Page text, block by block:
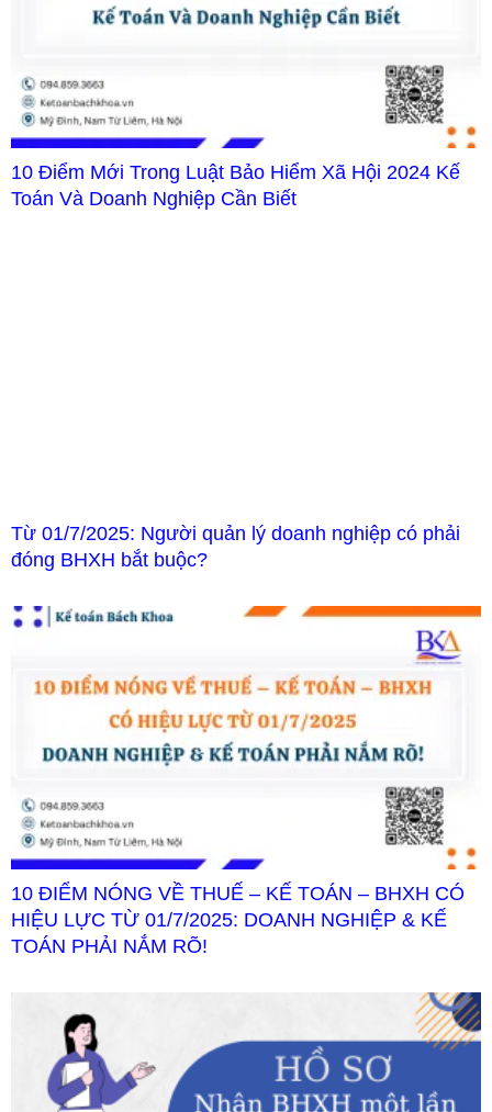
10 Điểm Mới Trong Luật Bảo Hiểm Xã Hội 2024 Kế
Toán Và Doanh Nghiệp Cần Biết
Từ 01/7/2025: Người quản lý doanh nghiệp có phải
đóng BHXH bắt buộc?
10 ĐIỂM NÓNG VỀ THUẾ – KẾ TOÁN – BHXH CÓ
HIỆU LỰC TỪ 01/7/2025: DOANH NGHIỆP & KẾ
TOÁN PHẢI NẮM RÕ!